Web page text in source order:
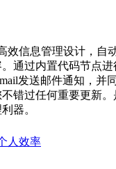
效信息管理设计，自
通过内置代码节点进
发送邮件通知，并
错过任何重要更新
器。
人效率